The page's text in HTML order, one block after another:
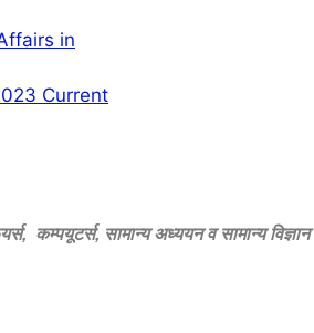
in
Current
कम्‍पयूटर्स, सामान्‍य अध्‍ययन व सामान्‍य